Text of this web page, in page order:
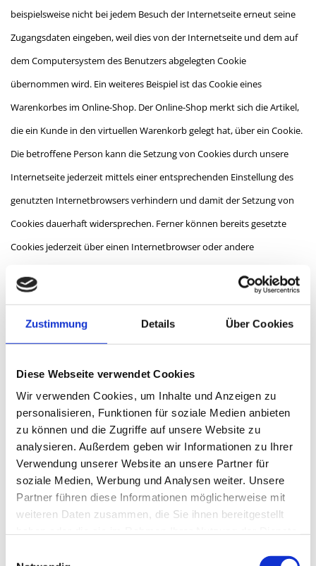
Zustimmung Details Über Cookies
Diese Webseite verwendet Cookies
Wir verwenden Cookies, um Inhalte und Anzeigen zu
personalisieren, Funktionen für soziale Medien anbieten
zu können und die Zugriffe auf unsere Website zu
analysieren. Außerdem geben wir Informationen zu Ihrer
Verwendung unserer Website an unsere Partner für
soziale Medien, Werbung und Analysen weiter. Unsere
Partner führen diese Informationen möglicherweise mit
weiteren Daten zusammen, die Sie ihnen bereitgestellt
beispielsweise nicht bei jedem Besuch der Internetseite erneut seine
Zugangsdaten eingeben, weil dies von der Internetseite und dem auf
dem Computersystem des Benutzers abgelegten Cookie
übernommen wird. Ein weiteres Beispiel ist das Cookie eines
Warenkorbes im Online-Shop. Der Online-Shop merkt sich die Artikel,
die ein Kunde in den virtuellen Warenkorb gelegt hat, über ein Cookie.
Die betroffene Person kann die Setzung von Cookies durch unsere
Internetseite jederzeit mittels einer entsprechenden Einstellung des
genutzten Internetbrowsers verhindern und damit der Setzung von
Cookies dauerhaft widersprechen. Ferner können bereits gesetzte
Cookies jederzeit über einen Internetbrowser oder andere
Internetbrowsern möglich. Deaktiviert die betroffene Person die
Setzung von Cookies in dem genutzten Internetbrowser, sind unter
Umständen nicht alle Funktionen unserer Internetseite vollumfänglich
Diese Cookies sind wichtig, damit Besucher die Website durchsuchen
und ihre Funktionen nutzen können. Keine dieser Informationen kann
zur Identifizierung von Besuchern verwendet werden, da alle Daten
anonymisiert sind.